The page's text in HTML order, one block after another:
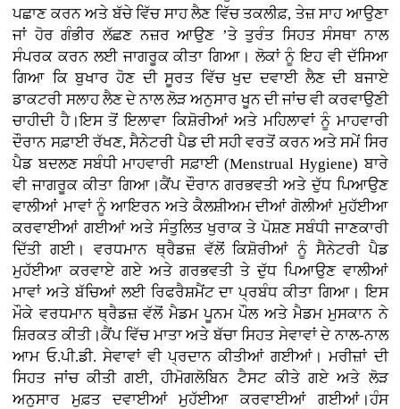
ਪਛਾਣ ਕਰਨ ਅਤੇ ਬੱਚੇ ਵਿੱਚ ਸਾਹ ਲੈਣ ਵਿੱਚ ਤਕਲੀਫ਼, ਤੇਜ਼ ਸਾਹ ਆਉਣਾ
ਜਾਂ ਹੋਰ ਗੰਭੀਰ ਲੱਛਣ ਨਜ਼ਰ ਆਉਣ ’ਤੇ ਤੁਰੰਤ ਸਿਹਤ ਸੰਸਥਾ ਨਾਲ
ਸੰਪਰਕ ਕਰਨ ਲਈ ਜਾਗਰੂਕ ਕੀਤਾ ਗਿਆ। ਲੋਕਾਂ ਨੂੰ ਇਹ ਵੀ ਦੱਸਿਆ
ਗਿਆ ਕਿ ਬੁਖਾਰ ਹੋਣ ਦੀ ਸੂਰਤ ਵਿੱਚ ਖੁਦ ਦਵਾਈ ਲੈਣ ਦੀ ਬਜਾਏ
ਡਾਕਟਰੀ ਸਲਾਹ ਲੈਣ ਦੇ ਨਾਲ ਲੋੜ ਅਨੁਸਾਰ ਖੂਨ ਦੀ ਜਾਂਚ ਵੀ ਕਰਵਾਉਣੀ
ਚਾਹੀਦੀ ਹੈ।ਇਸ ਤੋਂ ਇਲਾਵਾ ਕਿਸ਼ੋਰੀਆਂ ਅਤੇ ਮਹਿਲਾਵਾਂ ਨੂੰ ਮਾਹਵਾਰੀ
ਦੌਰਾਨ ਸਫ਼ਾਈ ਰੱਖਣ, ਸੈਨੇਟਰੀ ਪੈਡ ਦੀ ਸਹੀ ਵਰਤੋਂ ਕਰਨ ਅਤੇ ਸਮੇਂ ਸਿਰ
ਪੈਡ ਬਦਲਣ ਸਬੰਧੀ ਮਾਹਵਾਰੀ ਸਫ਼ਾਈ (Menstrual Hygiene) ਬਾਰੇ
ਵੀ ਜਾਗਰੂਕ ਕੀਤਾ ਗਿਆ।ਕੈਂਪ ਦੌਰਾਨ ਗਰਭਵਤੀ ਅਤੇ ਦੁੱਧ ਪਿਆਉਣ
ਵਾਲੀਆਂ ਮਾਵਾਂ ਨੂੰ ਆਇਰਨ ਅਤੇ ਕੈਲਸ਼ੀਅਮ ਦੀਆਂ ਗੋਲੀਆਂ ਮੁਹੱਈਆ
ਕਰਵਾਈਆਂ ਗਈਆਂ ਅਤੇ ਸੰਤੁਲਿਤ ਖੁਰਾਕ ਤੇ ਪੋਸ਼ਣ ਸਬੰਧੀ ਜਾਣਕਾਰੀ
ਦਿੱਤੀ ਗਈ। ਵਰਧਮਾਨ ਥ੍ਰੈਡਜ਼ ਵੱਲੋਂ ਕਿਸ਼ੋਰੀਆਂ ਨੂੰ ਸੈਨੇਟਰੀ ਪੈਡ
ਮੁਹੱਈਆ ਕਰਵਾਏ ਗਏ ਅਤੇ ਗਰਭਵਤੀ ਤੇ ਦੁੱਧ ਪਿਆਉਣ ਵਾਲੀਆਂ
ਮਾਵਾਂ ਅਤੇ ਬੱਚਿਆਂ ਲਈ ਰਿਫਰੈਸ਼ਮੈਂਟ ਦਾ ਪ੍ਰਬੰਧ ਕੀਤਾ ਗਿਆ। ਇਸ
ਮੌਕੇ ਵਰਧਮਾਨ ਥ੍ਰੈਡਜ਼ ਵੱਲੋਂ ਮੈਡਮ ਪੂਨਮ ਪੌਲ ਅਤੇ ਮੈਡਮ ਮੁਸਕਾਨ ਨੇ
ਸ਼ਿਰਕਤ ਕੀਤੀ।ਕੈਂਪ ਵਿੱਚ ਮਾਤਾ ਅਤੇ ਬੱਚਾ ਸਿਹਤ ਸੇਵਾਵਾਂ ਦੇ ਨਾਲ-ਨਾਲ
ਆਮ ਓ.ਪੀ.ਡੀ. ਸੇਵਾਵਾਂ ਵੀ ਪ੍ਰਦਾਨ ਕੀਤੀਆਂ ਗਈਆਂ। ਮਰੀਜ਼ਾਂ ਦੀ
ਸਿਹਤ ਜਾਂਚ ਕੀਤੀ ਗਈ, ਹੀਮੋਗਲੋਬਿਨ ਟੈਸਟ ਕੀਤੇ ਗਏ ਅਤੇ ਲੋੜ
ਅਨੁਸਾਰ ਮੁਫ਼ਤ ਦਵਾਈਆਂ ਮੁਹੱਈਆ ਕਰਵਾਈਆਂ ਗਈਆਂ।ਹੰਸ